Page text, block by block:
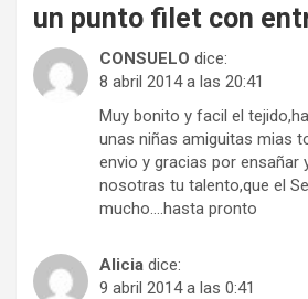
un punto filet con
CONSUELO dice:
8 abril 2014 a las 20:41
Muy bonito y facil el
unas niñas amiguitas mias
envio y gracias por ensañar
nosotras tu talento,que el
mucho….hasta pronto
Alicia dice:
9 abril 2014 a las 0:41